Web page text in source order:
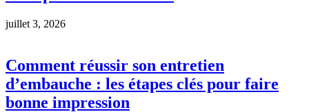
juillet 3, 2026
Comment réussir son entretien
d’embauche : les étapes clés pour faire
bonne impression